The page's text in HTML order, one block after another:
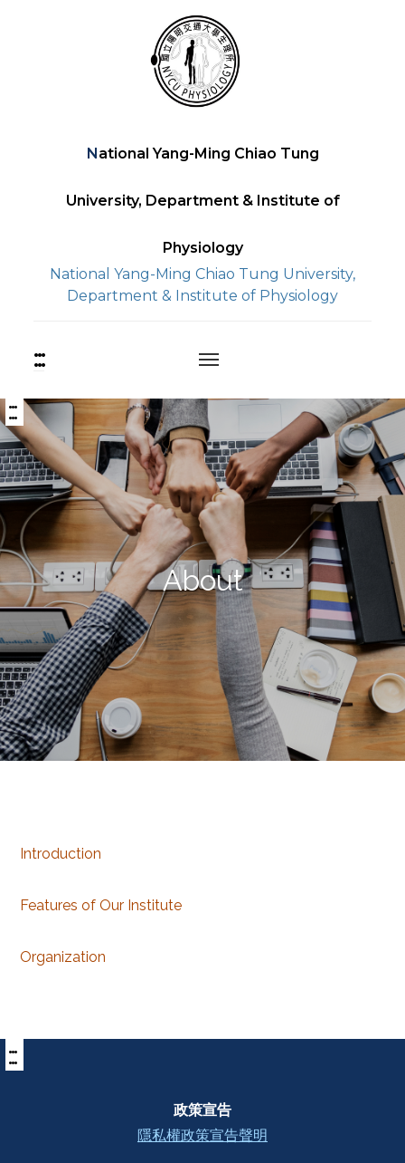
National Yang-Ming Chiao Tung
University, Department & Institute of
Physiology
National Yang-Ming Chiao Tung University,
Department & Institute of Physiology
:::上
方
區
塊
:::中
央
內
容
區
塊
About
Introduction
Features of Our Institute
Organization
:::下
方
政策宣告
隱私權政策宣告聲明